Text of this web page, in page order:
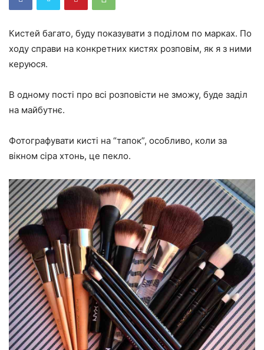
Кистей багато, буду показувати з поділом по марках. По
ходу справи на конкретних кистях розповім, як я з ними
керуюся.
В одному пості про всі розповісти не зможу, буде заділ
на майбутнє.
Фотографувати кисті на “тапок”, особливо, коли за
вікном сіра хтонь, це пекло.